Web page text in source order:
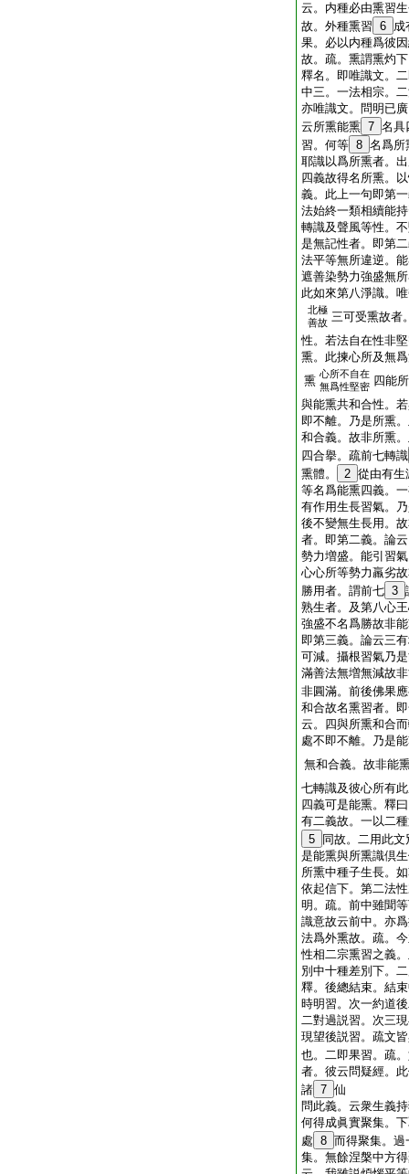
云。内種必由熏習
故。外種熏習 6 成
果。必以内種爲彼
故。疏。熏謂熏灼
釋名。即唯識文。
中三。一法相宗。
亦唯識文。問明已
云所熏能熏 7 名具
習。何等 8 名爲所
耶識以爲所熏者。
四義故得名所熏。
義。此上一句即第
法始終一類相續能
轉識及聲風等性。
是無記性者。即第
法平等無所違逆。
遮善染勢力強盛無
此如來第八淨識。
北極
善故 三可受熏故者
性。若法自在性非
熏。此揀心所及無
熏 心所不自在
無爲性堅密 四能
與能熏共和合性。
即不離。乃是所熏
和合義。故非所熏
四合擧。疏前七轉識
熏體。
2 從由有生
等名爲能熏四義。
有作用生長習氣。
後不變無生長用。
者。即第二義。論
勢力増盛。能引習
心心所等勢力羸劣
勝用者。謂前七 3
熟生者。及第八心
強盛不名爲勝故非
即第三義。論云三
可減。攝根習氣乃
滿善法無増無減故
非圓滿。前後佛果
和合故名熏習者。
云。四與所熏和合
處不即不離。乃是
無和合義。故非能
七轉識及彼心所有
四義可是能熏。釋
有二義故。一以二
5
同故。二用此
是能熏與所熏識倶
所熏中種子生長。
依起信下。第二法
明。疏。前中雖聞
識意故云前中。亦
法爲外熏故。疏。
性相二宗熏習之義
別中十種差別下。
釋。後總結束。結
時明習。次一約道
二對過説習。次三
現望後説習。疏文
也。二即果習。疏
者。彼云問疑經。
諸 7 仙
問此義。云衆生義
何得成眞實聚集。
處 8 而得聚集。過
集。無餘涅槃中方